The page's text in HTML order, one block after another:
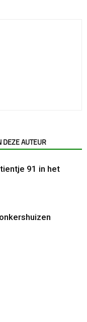
DEZE AUTEUR
91 in het